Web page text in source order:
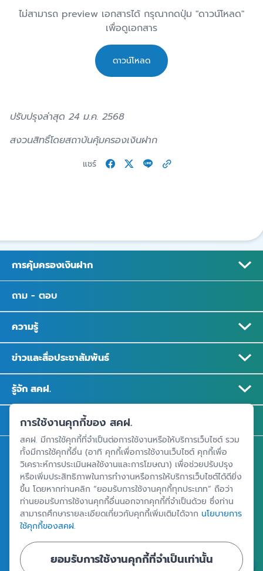
ไม่สามารถ preview เอกสารได้ กรุณากดปุ่ม "ดาวน์โหลด"
เพื่อดูเอกสาร
ดาวน์โหลด
ปรับปรุงล่าสุด 24 ม.ค. 2568
สงวนสิทธิ์โดยสถาบันคุ้มครองเงินฝาก
แชร์
การคุ้มครองเงินฝาก
ถาม - ตอบ
ความรู้
ข่าวและสื่อประชาสัมพันธ์
รู้จัก สคฝ.
ติดต่อ สคฝ.
สถาบันคุ้มครองเงินฝาก
อาคารเอสเจ อินฟินิท วัน บิสซิเนสคอมเพล็กซ์ ชั้น 25 - 27 เลขที่ 349
ถนนวิภาวดีรังสิต แขวงจอมพล เขตจตุจักร กรุงเทพฯ 10900
ศูนย์ข้อมูลคุ้มครองเงินฝาก
การใช้งานคุกกี้ของ สคฝ.
สคฝ. มีการใช้คุกกี้ที่จำเป็นต่อการใช้งานหรือให้บริการเว็บไซต์ รวม
ทั้งมีการใช้คุกกี้อื่น (อาทิ คุกกี้เพื่อการใช้งานเว็บไซต์ คุกกี้เพื่อ
วิเคราะห์การประเมินผลใช้งานและการโฆษณา) เพื่อช่วยปรับปรุง
หรือเพิ่มประสิทธิภาพในการทำงานหรือการให้บริการเว็บไซต์ได้ดียิ่ง
ขึ้น โดยหากท่านคลิก “ยอมรับการใช้งานคุกกี้ทุกประเภท” ถือว่า
ท่านยอมรับการใช้งานคุกกี้อื่นนอกจากคุกกี้ที่จำเป็นด้วย ซึ่งท่าน
สามารถศึกษารายละเอียดเกี่ยวกับคุกกี้เพิ่มเติมได้จาก นโยบายการ
ใช้คุกกี้ของสคฝ.
ยอมรับการใช้งานคุกกี้ที่จำเป็นเท่านั้น